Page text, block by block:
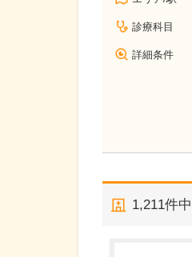
診療科目
詳細条件
1,211件中